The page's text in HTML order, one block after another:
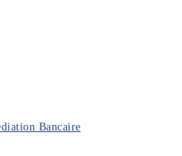
Bancaire